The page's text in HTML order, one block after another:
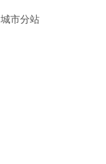
城市分站